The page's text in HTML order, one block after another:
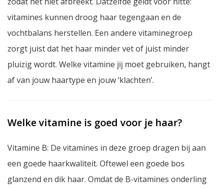
vitamines kunnen droog haar tegengaan en de
vochtbalans herstellen. Een andere vitaminegroep
zorgt juist dat het haar minder vet of juist minder
pluizig wordt. Welke vitamine jij moet gebruiken, hangt
af van jouw haartype en jouw ‘klachten’.
Welke vitamine is goed voor je haar?
Vitamine B: De vitamines in deze groep dragen bij aan
een goede haarkwaliteit. Oftewel een goede bos
glanzend en dik haar. Omdat de B-vitamines onderling